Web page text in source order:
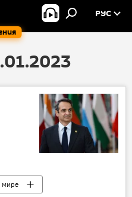
РУС
мире